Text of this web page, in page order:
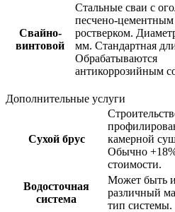
Свайно-
винтовой
Стальные сваи с
песчено-цементным
ростверком.
мм. Стандартная
Обрабатываются
антикоррозийным
Дополнительные услуги
Сухой брус
камерной
Обычно
стоимости.
Водосточная
система
Может быть
различный
тип системы.